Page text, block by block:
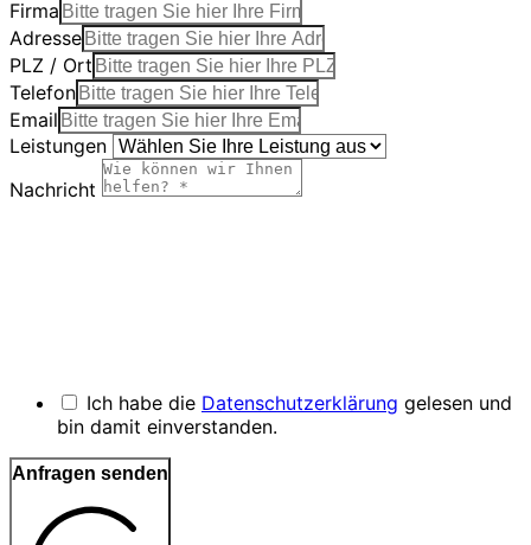
Firma
Adresse
PLZ / Ort
Telefon
Email
Leistungen
Nachricht
Ich habe die Datenschutzerklärung gelesen und
bin damit einverstanden.
Anfragen senden